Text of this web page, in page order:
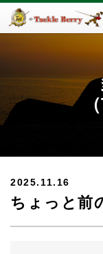
2025.11.16
ちょっと前